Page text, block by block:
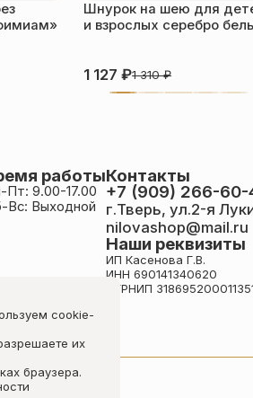
Шнурок на шею для
и взрослых серебро
1 127₽1 310₽
работы
Пт: 9.00-17.00
Вс: Выходной
Контакты
+7 (909) 266-60-
г.Тверь, ул.2-я
nilovashop@mail.ru
Наши реквизиты
ИП Касенова Г.В.
ИНН 690141340620
ОГРНИП
cookie-
их
браузера.